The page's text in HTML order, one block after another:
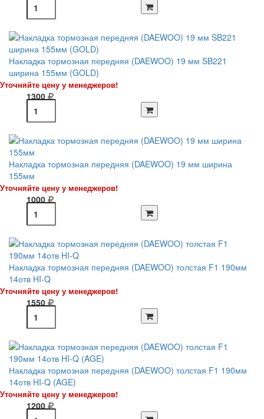
Накладка тормозная передняя (DAEWOO) 19 мм SB221
ширина 155мм (GOLD)
Уточняйте цену у менеджеров!
1300
Накладка тормозная передняя (DAEWOO) 19 мм ширина
155мм
Уточняйте цену у менеджеров!
1000
Накладка тормозная передняя (DAEWOO) толстая F1 190мм
14отв HI-Q
Уточняйте цену у менеджеров!
1550
Накладка тормозная передняя (DAEWOO) толстая F1 190мм
14отв HI-Q (AGE)
Уточняйте цену у менеджеров!
1200